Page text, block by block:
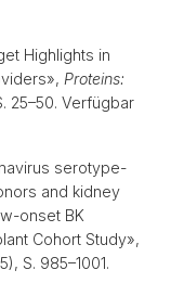
Highlights in
Proteins:
25–50. Verfügbar
serotype-
and kidney
onset BK
Cohort Study»,
S. 985–1001.